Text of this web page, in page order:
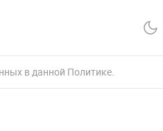
в данной Политике.